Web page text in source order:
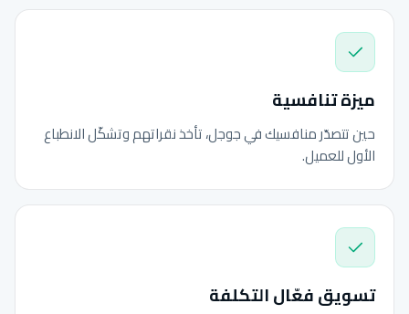
ميزة تنافسية
حين تتصدّر منافسيك في جوجل، تأخذ نقراتهم وتشكّل الانطباع
الأول للعميل.
تسويق فعّال التكلفة